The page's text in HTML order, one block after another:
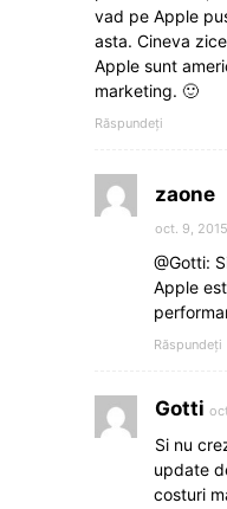
vad pe Apple
asta. Cineva
Apple sunt
marketing. 🙂
Răspundeți
zaone
oct. 9,
@Gotti:
Apple
Răspundeți
Gotti
Si nu
update
costuri